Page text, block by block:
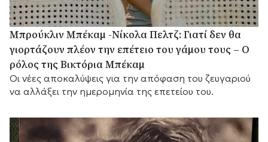
Μπρούκλιν Μπέκαμ -Νίκολα Πελτζ: Γιατί δεν θα
γιορτάζουν πλέον την επέτειο του γάμου τους – Ο
ρόλος της Βικτόρια Μπέκαμ
Οι νέες αποκαλύψεις για την απόφαση του ζευγαριού
να αλλάξει την ημερομηνία της επετείου του.